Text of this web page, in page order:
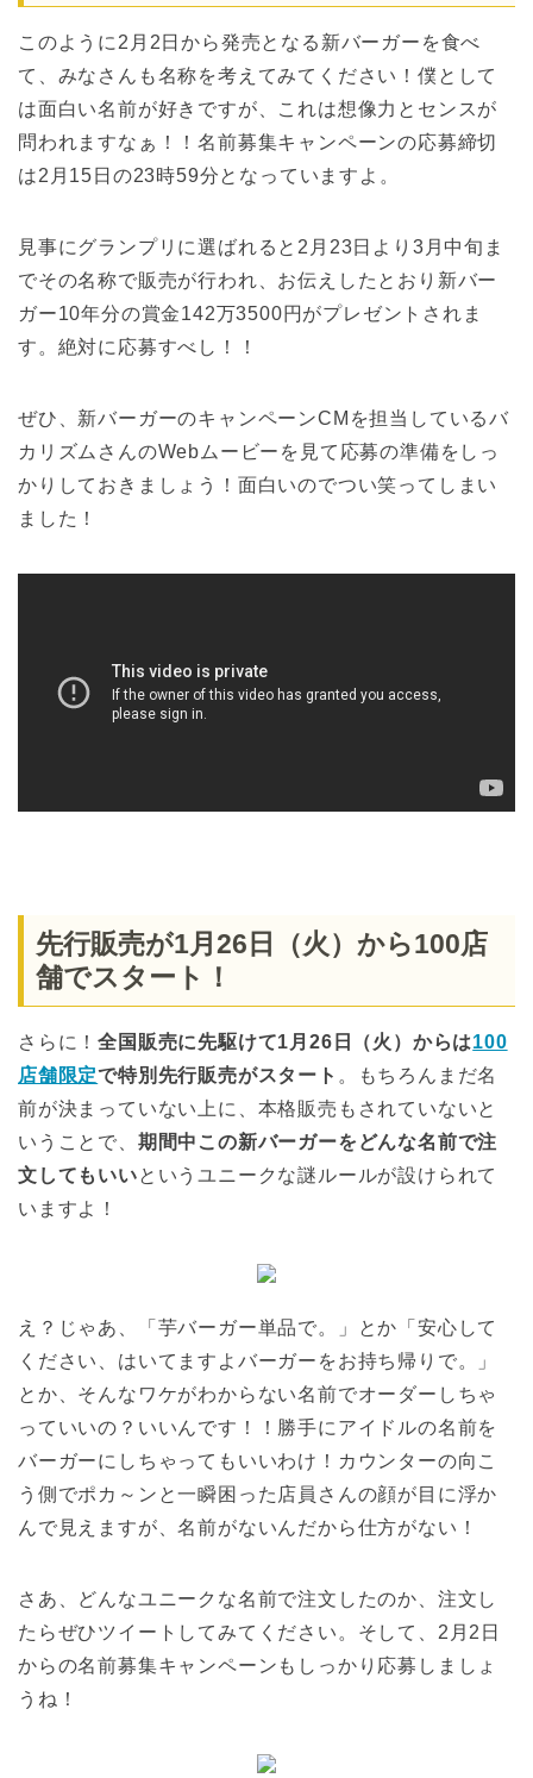
このように2月2日から発売となる新バーガーを食べ
て、みなさんも名称を考えてみてください！僕として
は面白い名前が好きですが、これは想像力とセンスが
問われますなぁ！！名前募集キャンペーンの応募締切
は2月15日の23時59分となっていますよ。
見事にグランプリに選ばれると2月23日より3月中旬ま
でその名称で販売が行われ、お伝えしたとおり新バー
ガー10年分の賞金142万3500円がプレゼントされま
す。絶対に応募すべし！！
ぜひ、新バーガーのキャンペーンCMを担当しているバ
カリズムさんのWebムービーを見て応募の準備をしっ
かりしておきましょう！面白いのでつい笑ってしまい
ました！
先行販売が1月26日（火）から100店
舗でスタート！
さらに！全国販売に先駆けて1月26日（火）からは100
店舗限定で特別先行販売がスタート 。もちろんまだ名
前が決まっていない上に、本格販売もされていないと
いうことで、 期間中この新バーガーをどんな名前で注
文してもいいというユニークな謎ルールが設けられて
いますよ！
え？じゃあ、「芋バーガー単品で。」とか「安心して
ください、はいてますよバーガーをお持ち帰りで。」
とか、そんなワケがわからない名前でオーダーしちゃ
っていいの？いいんです！！勝手にアイドルの名前を
バーガーにしちゃってもいいわけ！カウンターの向こ
う側でポカ～ンと一瞬困った店員さんの顔が目に浮か
んで見えますが、名前がないんだから仕方がない！
さあ、どんなユニークな名前で注文したのか、注文し
たらぜひツイートしてみてください。そして、2月2日
からの名前募集キャンペーンもしっかり応募しましょ
うね！